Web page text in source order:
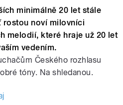
minimálně 20 let stále
rostou noví milovníci
melodií, které hraje už 20 let
vedením.
Českého rozhlasu
tóny. Na shledanou.